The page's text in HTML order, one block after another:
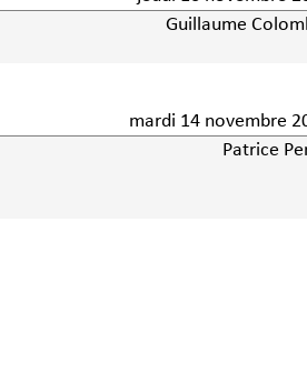
Guillaume
mardi 14 novembre
Patrice